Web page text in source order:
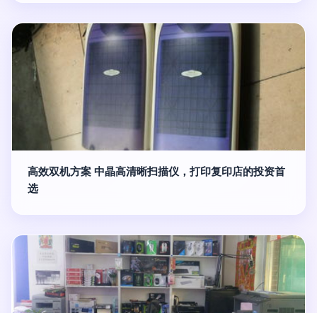
高效双机方案 中晶高清晰扫描仪，打印复印店的投资首
选